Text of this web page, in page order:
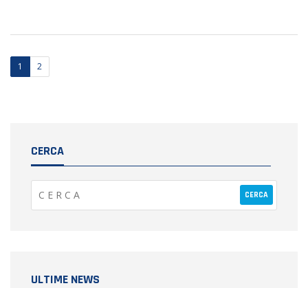
1 2
CERCA
ULTIME NEWS